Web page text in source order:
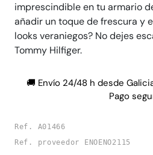
imprescindible en tu armario
añadir un toque de frescura y
looks veraniegos? No dejes
Tommy Hilfiger.
🚚 Envío 24/48 h desde
Pago
Ref. A01466
Ref. proveedor ENOENO2115